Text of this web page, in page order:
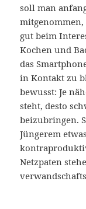
soll man
gut beim
Kochen und
das
in Kontakt zu
bewusst: Je
steht, desto
beizubringen.
Jüngerem
Netzpaten